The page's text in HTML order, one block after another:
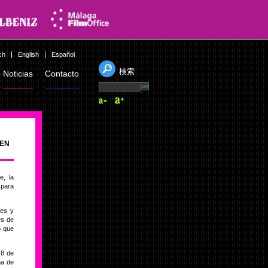
Español
English
Noticias Contacto 検索
la
y
de
que
de
de